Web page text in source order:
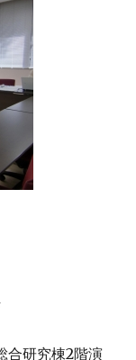
合研究棟2階演